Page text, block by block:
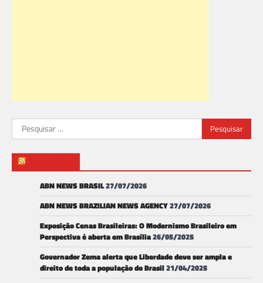
Pesquisar
por:
ABN NEWS BRASIL27/07/2026
ABN NEWS BRAZILIAN NEWS AGENCY27/07/2026
Exposição Cenas Brasileiras: O Modernismo Brasileiro em
Perspectiva é aberta em Brasília26/05/2025
Governador Zema alerta que Liberdade deve ser ampla e
direito de toda a população do Brasil21/04/2025